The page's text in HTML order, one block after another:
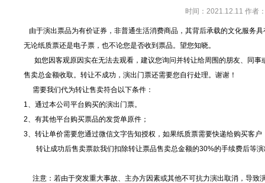
时间：2021.12.11 作者
由于演出票品为有价证券，非普通生活消费商品，其背后承载的文化服务
无论纸质票还是电子票，也不论您是否收到票品。望您知晓。
如您因客观原因实在无法去观看，建议您询问并转让给周围的朋友、同
售卖总金额收取。转让不成功，演出门票还需要您自行处理。谢谢！
需要我们代为转让售卖符合以下条件：
1、通过本公司平台购买的演出门票。
2、有其他平台购买票品的发货单原件；
3、转让单价需要您通过微信文字告知授权，如果纸质票需要快递给购买客户
转让成功后售卖票款我们扣除转让票品售卖总金额的30%的手续费后等
注意：若由于突发重大事故、主办方因素或其他不可抗力演出取消，导致